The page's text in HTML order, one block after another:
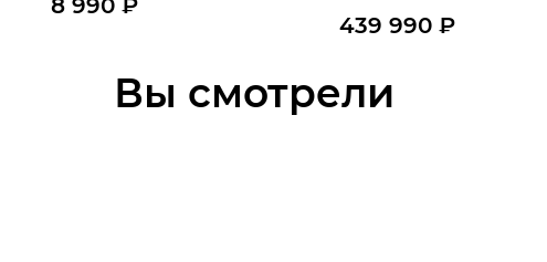
8 990 ₽
439 990₽
Вы смотрели